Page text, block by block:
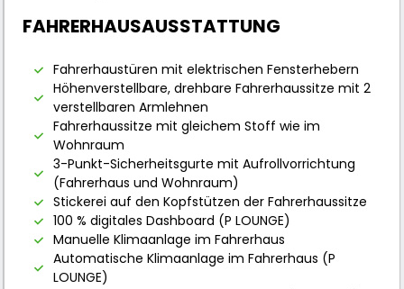
FAHRERHAUSAUSSTATTUNG
Fahrerhaustüren mit elektrischen Fensterhebern
Höhenverstellbare, drehbare Fahrerhaussitze mit 2
verstellbaren Armlehnen
Fahrerhaussitze mit gleichem Stoff wie im
Wohnraum
3-Punkt-Sicherheitsgurte mit Aufrollvorrichtung
(Fahrerhaus und Wohnraum)
Stickerei auf den Kopfstützen der Fahrerhaussitze
100 % digitales Dashboard (P LOUNGE)
Manuelle Klimaanlage im Fahrerhaus
Automatische Klimaanlage im Fahrerhaus (P
LOUNGE)